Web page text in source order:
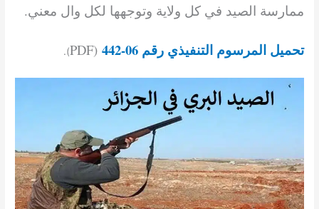
ممارسة الصيد في كل ولاية وتوجهها لكل وال معني.
تحميل المرسوم التنفيذي رقم 06-442 (PDF
).